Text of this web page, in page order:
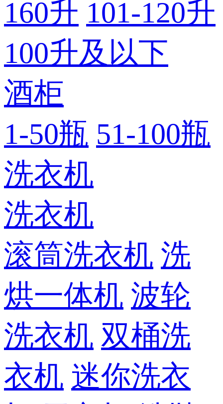
160升 101-120升
100升及以下
酒柜
1-50瓶 51-100瓶
洗衣机
洗衣机
滚筒洗衣机 洗
烘一体机 波轮
洗衣机 双桶洗
衣机 迷你洗衣